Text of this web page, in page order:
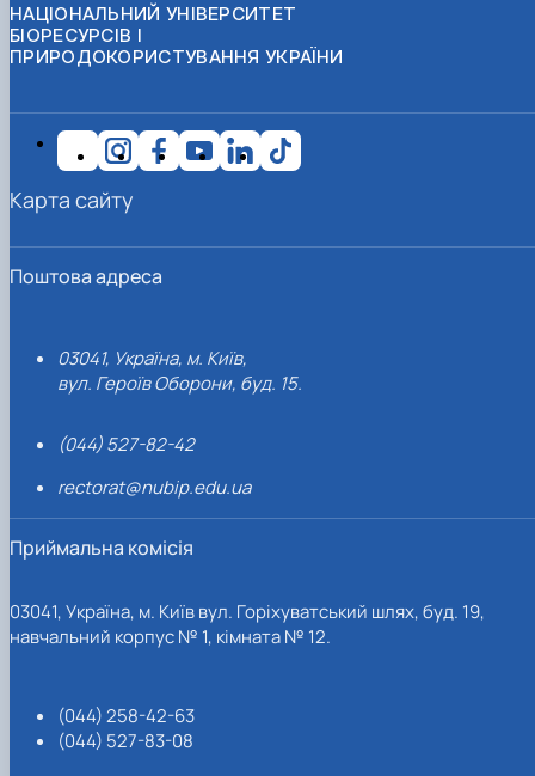
НАЦІОНАЛЬНИЙ УНІВЕРСИТЕТ
БІОРЕСУРСІВ І
ПРИРОДОКОРИСТУВАННЯ УКРАЇНИ
Поштова адреса
03041, Україна, м. Київ,
вул. Героїв Оборони, буд. 15.
(044) 527-82-42
rectorat@nubip.edu.ua
Приймальна комісія
03041, Україна, м. Київ вул. Горіхуватський шлях, буд. 19,
навчальний корпус № 1, кімната № 12.
(044) 258-42-63
(044) 527-83-08
Карта сайту